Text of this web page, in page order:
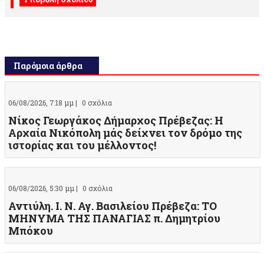
Παρόμοια άρθρα
06/08/2026, 7:18 μμ | 0 σχόλια
Νίκος Γεωργάκος Δήμαρχος Πρέβεζας: Η
Αρχαία Νικόπολη μάς δείχνει τον δρόμο της
ιστορίας και του μέλλοντος!
06/08/2026, 5:30 μμ | 0 σχόλια
Αντιύλη. Ι. Ν. Αγ. Βασιλείου Πρέβεζα: ΤΟ
ΜΗΝΥΜΑ ΤΗΣ ΠΑΝΑΓΙΑΣ π. Δημητρίου
Μπόκου